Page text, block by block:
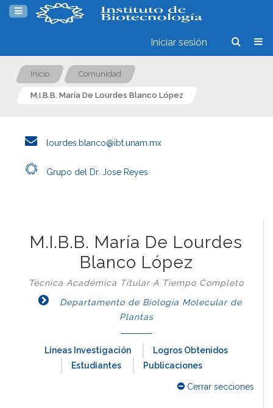
Iniciar sesión
Inicio Comunidad
M.I.B.B. María De Lourdes Blanco López
lourdes.blanco@ibt.unam.mx
Grupo del Dr. Jose Reyes
M.I.B.B. María De Lourdes
Blanco López
Técnica Académica Titular A Tiempo Completo
Departamento de Biología Molecular de
Plantas
Líneas Investigación
Logros Obtenidos
Estudiantes
Publicaciones
Cerrar secciones